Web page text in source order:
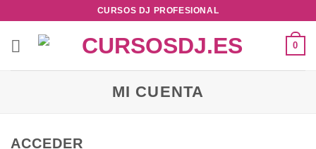
CURSOS DJ PROFESIONAL
0
MI CUENTA
ACCEDER